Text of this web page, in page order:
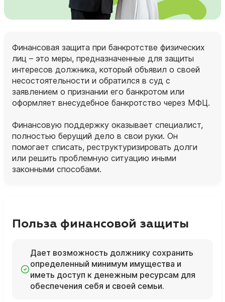
Финансовая защита при банкротстве физических
лиц – это меры, предназначенные для защиты
интересов должника, который объявил о своей
несостоятельности и обратился в суд с
заявлением о признании его банкротом или
оформляет внесудебное банкротство через МФЦ.
Финансовую поддержку оказывает специалист,
полностью берущий дело в свои руки. Он
помогает списать, реструктуризировать долги
или решить проблемную ситуацию иными
законными способами.
Польза финансовой защиты
Дает возможность должнику сохранить
определенный минимум имущества и
иметь доступ к денежным ресурсам для
обеспечения себя и своей семьи.